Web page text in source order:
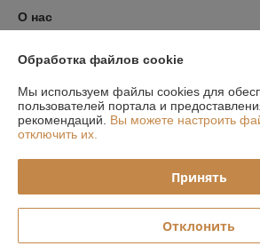
О нас
Контакты
Доставка и оплата
График работы
Политика обработки cookies
Обработка файлов cookie
Мы используем файлы cookies для
пользователей портала и
рекомендаций. Вы можете настроить
отключить их.
Принять
Отклонить